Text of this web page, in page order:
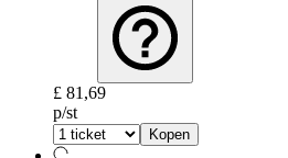
£ 81,69
p/st
Kopen